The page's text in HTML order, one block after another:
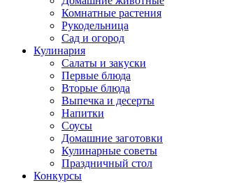
Комнатные растения
Рукодельница
Сад и огород
Кулинария
Салаты и закуски
Первые блюда
Вторые блюда
Выпечка и десерты
Напитки
Соусы
Домашние заготовки
Кулинарные советы
Праздничный стол
Конкурсы